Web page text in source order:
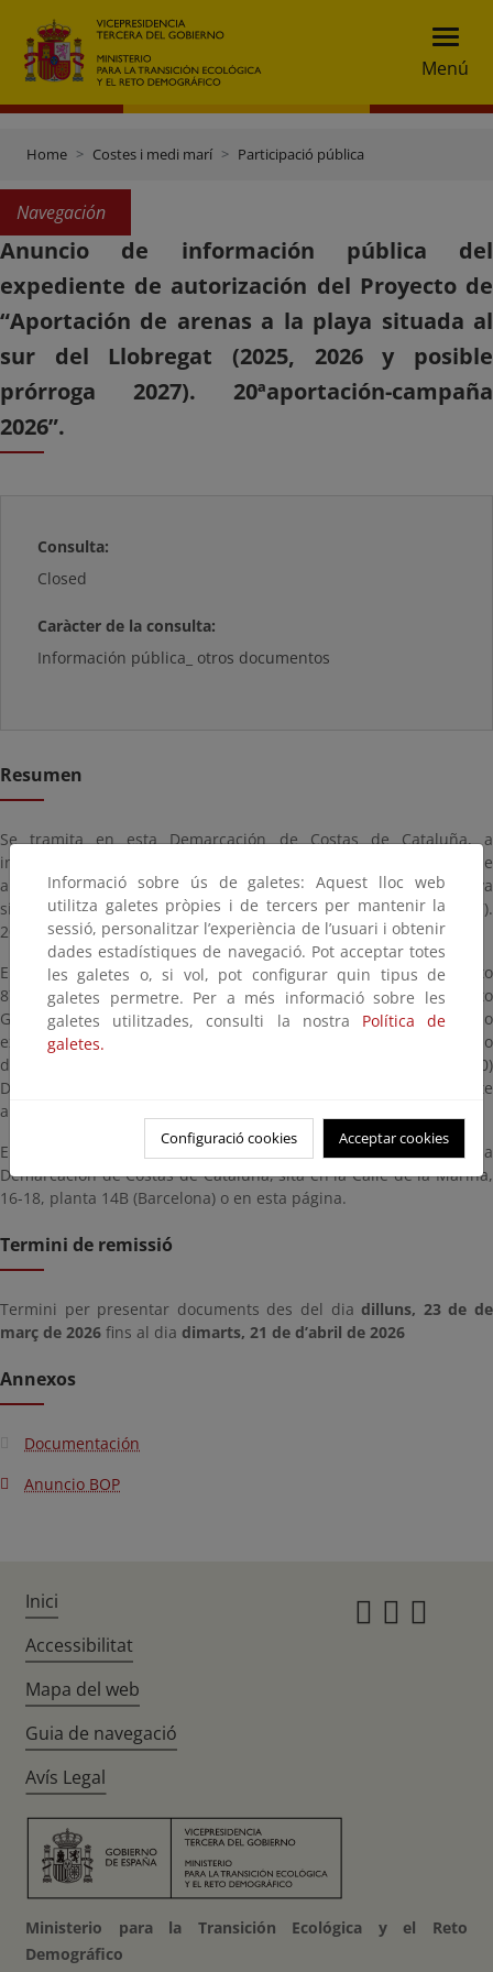
Menú
Home Costes i medi marí Participació pública
Navegación
Anuncio de información pública del
expediente de autorización del Proyecto de
“Aportación de arenas a la playa situada al
sur del Llobregat (2025, 2026 y posible
prórroga 2027). 20ªaportación-campaña
2026”.
Consulta:
Closed
Caràcter de la consulta:
Información pública_ otros documentos
Resumen
Se tramita en esta Demarcación de Costas de Cataluña, a
instancia de la Autoridad Portuaria de Barcelona, el expediente de
autorización del Proyecto de “Aportación de arenas a la playa
situada al sur del Llobregat (2025, 2026 y posible prórroga 2027).
20ªaportación-campaña 2026”.
En virtud de lo establecido en el artículo 152 del Real Decreto
876/2014, de 10 de octubre, por el que se aprueba el Reglamento
General de Costas se somete a información pública el mencionado
expediente para que cuantos interesados y público en general lo
deseen puedan formular alegaciones en el plazo de VEINTE (20)
DÍAS, a contar desde el día siguiente a la publicación del presente
anuncio.
El expediente podrá ser examinado en las dependencias de la
Demarcación de Costas de Cataluña, sita en la Calle de la Marina,
16-18, planta 14B (Barcelona) o en esta página.
Termini de remissió
Termini per presentar documents des del diadilluns, 23 de de
març de 2026 fins al dia dimarts, 21 de d’abril de 2026
Annexos
Documentación
Anuncio BOP
Informació sobre ús de galetes: Aquest lloc web
utilitza galetes pròpies i de tercers per mantenir la
sessió, personalitzar l’experiència de l’usuari i obtenir
dades estadístiques de navegació. Pot acceptar totes
les galetes o, si vol, pot configurar quin tipus de
galetes permetre. Per a més informació sobre les
galetes utilitzades, consulti la nostra Política de
galetes.
Configuració cookies Acceptar cookies
Inici
Accessibilitat
Mapa del web
Guia de navegació
Avís Legal
Ministerio para la Transición Ecológica y el Reto
Demográfico